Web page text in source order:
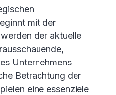
mit der
der aktuelle
Unternehmens
Betrachtung der
eine essenziele